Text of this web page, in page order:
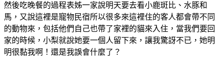
然後吃晚餐的過程表姊一家說明天要去看小鹿斑比、水豚和
馬，又說這裡是寵物民宿所以很多來這裡住的客人都會帶不同
的動物來，包括他們自己也帶了家裡的貓來入住，當我們要回
家的時候，小梨就說她要一個人留下來，讓我驚訝不已，她明
明很黏我啊！還是我誤會什麼了？